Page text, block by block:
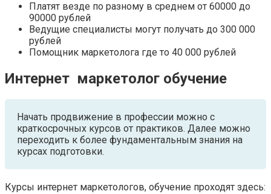
Платят везде по разному в среднем от 60000 до
90000 рублей
Ведущие специалисты могут получать до 300 000
рублей
Помощник маркетолога где то 40 000 рублей
Интернет маркетолог обучение
Начать продвижение в профессии можно с
краткосрочных курсов от практиков. Далее можно
переходить к более фундаментальным знания на
курсах подготовки.
Курсы интернет маркетологов, обучение проходят здесь: